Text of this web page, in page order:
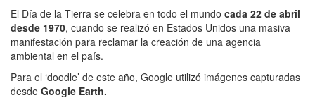
El Día de la Tierra se celebra en todo el mundo cada 22 de abril
desde 1970, cuando se realizó en Estados Unidos una masiva
manifestación para reclamar la creación de una agencia
ambiental en el país.
Para el ‘doodle’ de este año, Google utilizó imágenes capturadas
desde Google Earth.